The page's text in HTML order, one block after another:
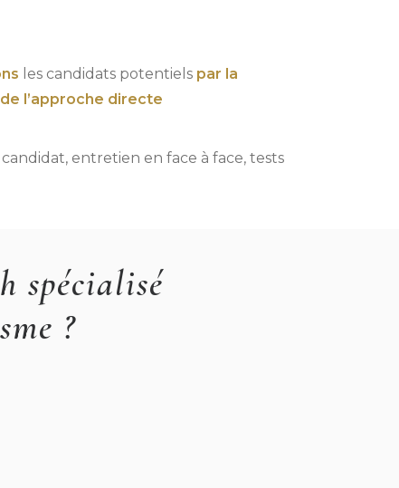
les candidats potentiels par la
l’approche directe
entretien en face à face, tests
spécialisé
?